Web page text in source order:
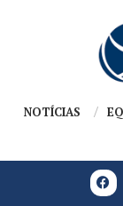
NOTÍCIAS